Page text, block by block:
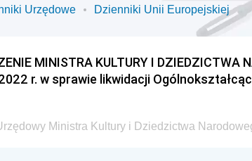
Urzędowe Dzienniki Unii Europejskiej
MINISTRA KULTURY I DZIEDZICTWA
r. w sprawie likwidacji
Ministra Kultury i Dziedzictwa